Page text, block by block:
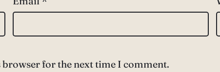
browser for the next time I comment.